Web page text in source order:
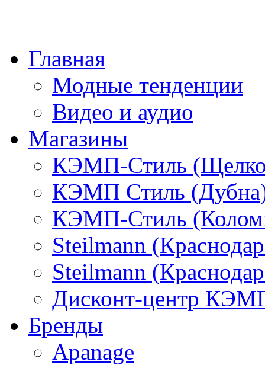
Главная
Модные тенденции
Видео и аудио
Магазины
КЭМП-Стиль
КЭМП Стиль
КЭМП-Стиль
Steilmann
Steilmann
Дисконт-центр
Бренды
Apanage